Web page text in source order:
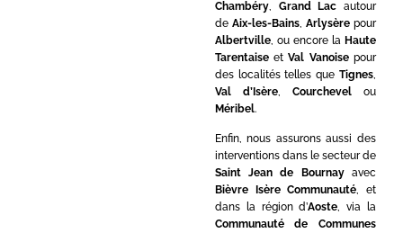
Chambéry, Grand Lac autour
de Aix-les-Bains, Arlysèrepour
Albertville, ou encore la Haute
TarentaiseetVal Vanoisepour
des localités telles que Tignes
Val d’Isère, Courchevelou
Méribel.
Enfin, nous assurons aussi des
interventions dans le secteur de
Saint Jean de Bournayavec
Bièvre Isère Communauté, et
dans la région d’Aoste, via la
Communauté de Communes